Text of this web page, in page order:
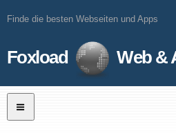
Finde die besten Webseiten und Apps
Foxload Web &